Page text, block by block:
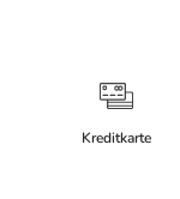
Kreditkarte